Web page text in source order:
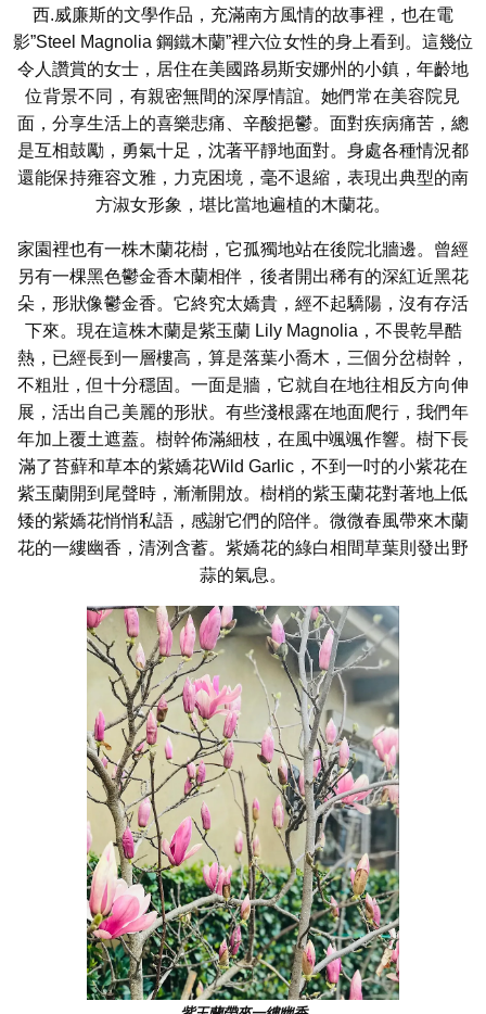
西.威廉斯的文學作品，充滿南方風情的故事裡，也在電
影”Steel Magnolia 鋼鐵木蘭”裡六位女性的身上看到。這幾位
令人讚賞的女士，居住在美國路易斯安娜州的小鎮，年齡地
位背景不同，有親密無間的深厚情誼。她們常在美容院見
面，分享生活上的喜樂悲痛、辛酸挹鬱。面對疾病痛苦，總
是互相鼓勵，勇氣十足，沈著平靜地面對。身處各種情況都
還能保持雍容文雅，力克困境，毫不退縮，表現出典型的南
方淑女形象，堪比當地遍植的木蘭花。
家園裡也有一株木蘭花樹，它孤獨地站在後院北牆邊。曾經
另有一棵黑色鬱金香木蘭相伴，後者開出稀有的深紅近黑花
朵，形狀像鬱金香。它終究太嬌貴，經不起驕陽，沒有存活
下來。現在這株木蘭是紫玉蘭 Lily Magnolia，不畏乾旱酷
熱，已經長到一層樓高，算是落葉小喬木，三個分岔樹幹，
不粗壯，但十分穩固。一面是牆，它就自在地往相反方向伸
展，活出自己美麗的形狀。有些淺根露在地面爬行，我們年
年加上覆土遮蓋。樹幹佈滿細枝，在風中颯颯作響。樹下長
滿了苔蘚和草本的紫嬌花Wild Garlic，不到一吋的小紫花在
紫玉蘭開到尾聲時，漸漸開放。樹梢的紫玉蘭花對著地上低
矮的紫嬌花悄悄私語，感謝它們的陪伴。微微春風帶來木蘭
花的一縷幽香，清洌含蓄。紫嬌花的綠白相間草葉則發出野
蒜的氣息。